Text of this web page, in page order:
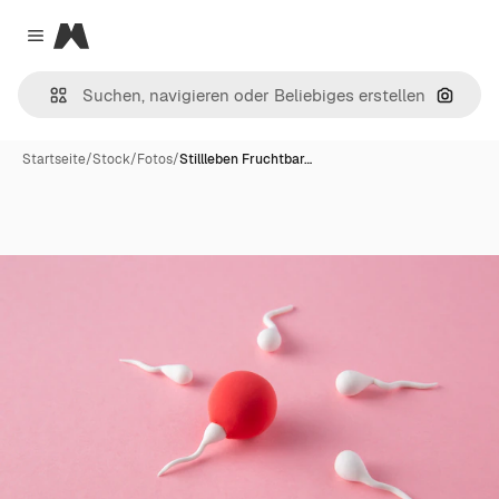
Close menu
Magnific
Nach
Startseite/Stock/Fotos/Stillleben Fruchtbar…